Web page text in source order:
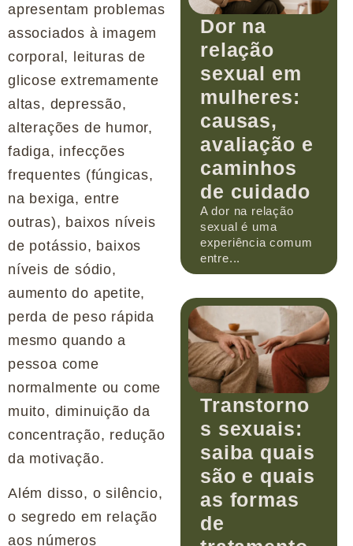
apresentam problemas
associados à imagem
corporal, leituras de
glicose extremamente
altas, depressão,
alterações de humor,
fadiga, infecções
frequentes (fúngicas,
na bexiga, entre
outras), baixos níveis
de potássio, baixos
níveis de sódio,
aumento do apetite,
perda de peso rápida
mesmo quando a
pessoa come
normalmente ou come
muito, diminuição da
concentração, redução
da motivação.
Além disso, o silêncio,
o segredo em relação
aos números
Dor na
relação
sexual em
mulheres:
causas,
avaliação e
caminhos
de cuidado
A dor na relação
sexual é uma
experiência comum
entre...
Transtorno
s sexuais:
saiba quais
são e quais
as formas
de